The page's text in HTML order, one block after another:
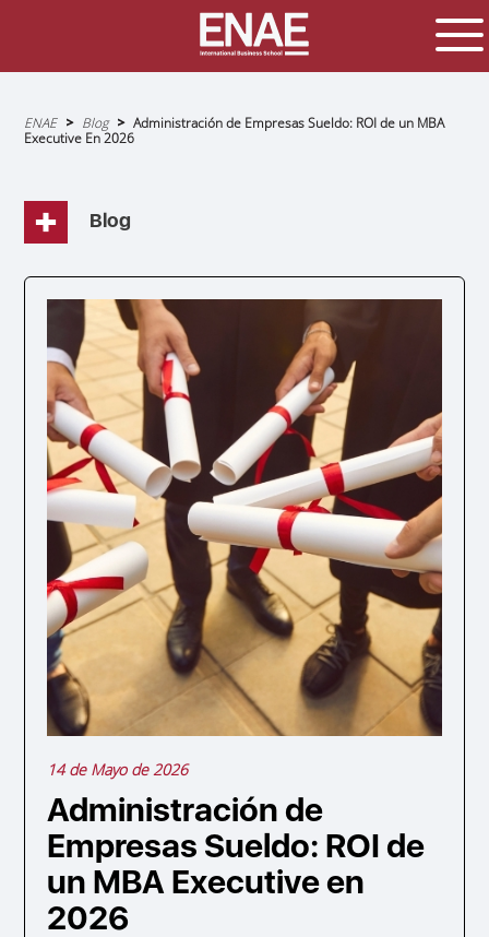
Sobrescribir
enlaces
de
navegación
ENAE Blog
Administración de Empresas Sueldo: ROI de un MBA
Executive En 2026
Blog
14 de Mayo de 2026
Administración de
Empresas Sueldo: ROI de
un MBA Executive en
2026